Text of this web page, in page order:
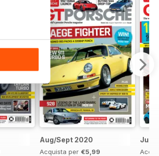
Aug/Sept 2020
Acquista per €5,99